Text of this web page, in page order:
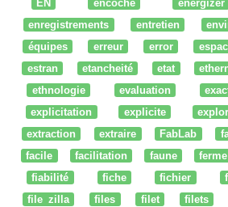
EN encoche energizer
enregistrements
entretien
équipes
erreur error
estran
etancheité etat
ethnologie
evaluation
explicitation
explicite
extraction
extraire FabLab
facile
facilitation faune ferme
fiabilité
fiche fichier
file zilla
files filet filets